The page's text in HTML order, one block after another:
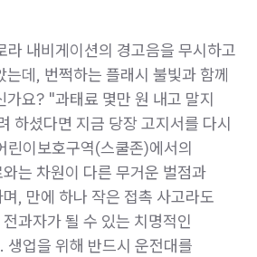
라 내비게이션의 경고음을 무시하고
는데, 번쩍하는 플래시 불빛과 함께
가요? "과태료 몇만 원 내고 말지
하셨다면 지금 당장 고지서를 다시
린이보호구역(스쿨존)에서의
는 차원이 다른 무거운 벌점과
, 만에 하나 작은 접촉 사고라도
과자가 될 수 있는 치명적인
생업을 위해 반드시 운전대를